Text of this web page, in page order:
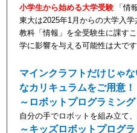
小学生から始める大学受験
「情
東大は2025年1月からの大学入
教科「情報」を全受験生に課す
学に影響を与える可能性は大です
マインクラフトだけじゃ
なカリキュラムをご用意！
～ロボットプログラミング
自分の手でロボットを組み立て
～キッズロボットプログ